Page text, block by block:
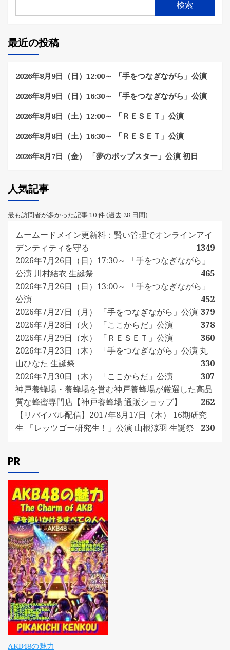
検索
最近の投稿
2026年8月9日（日）12:00～ 「手をつなぎながら」公演
2026年8月9日（日）16:30～ 「手をつなぎながら」公演
2026年8月8日（土）12:00～ 「ＲＥＳＥＴ」公演
2026年8月8日（土）16:30～ 「ＲＥＳＥＴ」公演
2026年8月7日（金） 「夢のポップスター」公演 初日
人気記事
最も訪問者が多かった記事 10 件 (過去 28 日間)
ムームードメイン更新料：賢い管理でオンラインアイ
デンティティを守る
1349
2026年7月26日（日）17:30～ 「手をつなぎながら」
公演 川村結衣 生誕祭
465
2026年7月26日（日）13:00～ 「手をつなぎながら」
公演
452
2026年7月27日（月） 「手をつなぎながら」公演 379
2026年7月28日（火） 「ここからだ」公演
378
2026年7月29日（水） 「ＲＥＳＥＴ」公演
360
2026年7月23日（木） 「手をつなぎながら」公演 丸
山ひなた 生誕祭
330
2026年7月30日（木） 「ここからだ」公演
307
神戸養蜂場・養蜂場を営む神戸養蜂場が厳選した高品
質な蜂蜜専門店【神戸養蜂場 通販ショップ】
262
【リバイバル配信】2017年8月17日（木） 16期研究
生 「レッツゴー研究生！」公演 山根涼羽 生誕祭
230
PR
AKB48の魅力